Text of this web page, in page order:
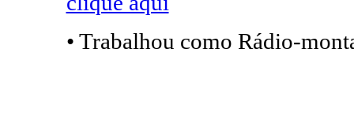
• Trabalhou como Rádio-